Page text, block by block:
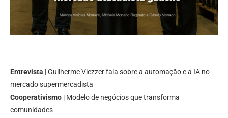
Entrevista | Guilherme Viezzer fala sobre a automação e a IA no
mercado supermercadista
Cooperativismo | Modelo de negócios que transforma
comunidades